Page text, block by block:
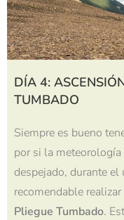
DÍA 4:
TUMBADO
Siempre es bueno
por si la
despejado, durante
recomendable realizar
Pliegue Tumbado.